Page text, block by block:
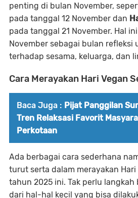
penting di bulan November,
pada tanggal 12 November dan
pada tanggal 21 November. Hal
November sebagai bulan refleksi
terhadap sesama, keluarga, dan
Cara Merayakan Hari Vegan
Baca Juga : Pijat Panggilan
Tren Relaksasi Favorit
Perkotaan
Ada berbagai cara sederhana
turut serta dalam merayakan Hari
tahun 2025 ini. Tak perlu langkah
dari hal-hal kecil yang bisa